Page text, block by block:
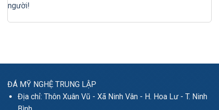
người!
ĐÁ MỸ NGHỆ TRUNG LẬP
Địa chỉ: Thôn Xuân Vũ - Xã Ninh Vân - H. Hoa Lư - T. Ninh